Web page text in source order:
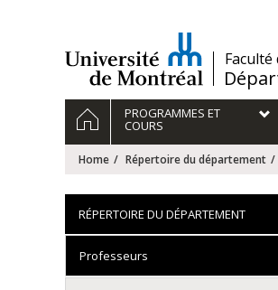
/Faculté
Navigation
principale
HOMEPROGRAMMES ET
COURS
Home Répertoire du département
RÉPERTOIRE DU DÉPARTEMENT
Professeurs